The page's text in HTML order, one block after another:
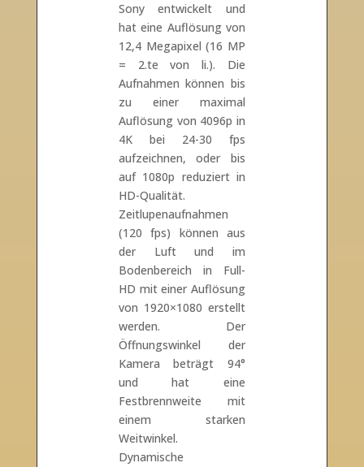
Sony entwickelt und
hat eine Auflösung von
12,4 Megapixel (16 MP
= 2.te von li.). Die
Aufnahmen können bis
zu einer maximal
Auflösung von 4096p in
4K bei 24-30 fps
aufzeichnen, oder bis
auf 1080p reduziert in
HD-Qualität.
Zeitlupenaufnahmen
(120 fps) können aus
der Luft und im
Bodenbereich in Full-
HD mit einer Auflösung
von 1920×1080 erstellt
werden. Der
Öffnungswinkel der
Kamera beträgt 94°
und hat eine
Festbrennweite mit
einem starken
Weitwinkel.
Dynamische